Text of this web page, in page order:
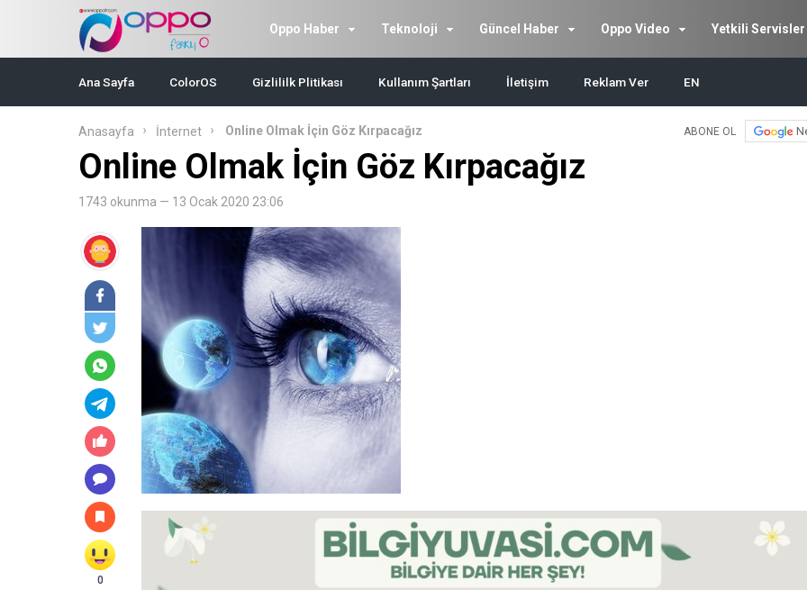
Oppo Haber Teknoloji Güncel Haber Oppo Video Yetkili Servisler
Ana Sayfa ColorOS Gizlililk Plitikası Kullanım Şartları İletişim Reklam Ver EN
Anasayfa İnternet Online Olmak İçin Göz Kırpacağız ABONE OL
Online Olmak İçin Göz Kırpacağız
1743 okunma — 13 Ocak 2020 23:06
0